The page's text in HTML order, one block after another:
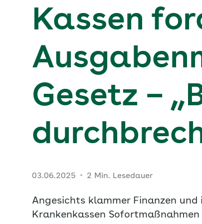
Kassen
Gesetz –
03.06.2025 2 Min. Lesedauer
Angesichts klammer Finanzen
Krankenkassen